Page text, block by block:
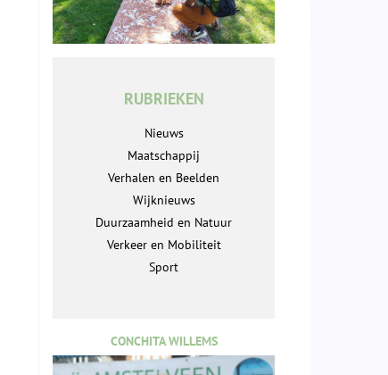
RUBRIEKEN
Nieuws
Maatschappij
Verhalen en Beelden
Wijknieuws
Duurzaamheid en Natuur
Verkeer en Mobiliteit
Sport
CONCHITA WILLEMS